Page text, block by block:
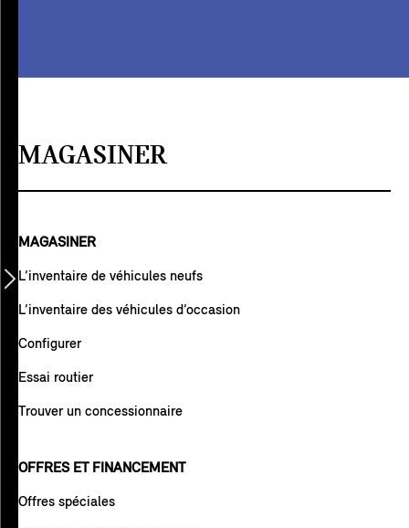
MAGASINER
MAGASINER
L’inventaire de véhicules neufs
L’inventaire des véhicules d’occasion
Configurer
Essai routier
Trouver un concessionnaire
OFFRES ET FINANCEMENT
Offres spéciales